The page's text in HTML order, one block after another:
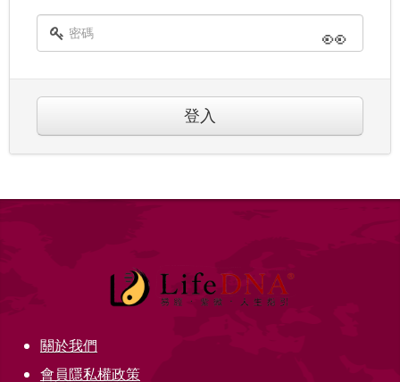
👀
登入
關於我們
會員隱私權政策